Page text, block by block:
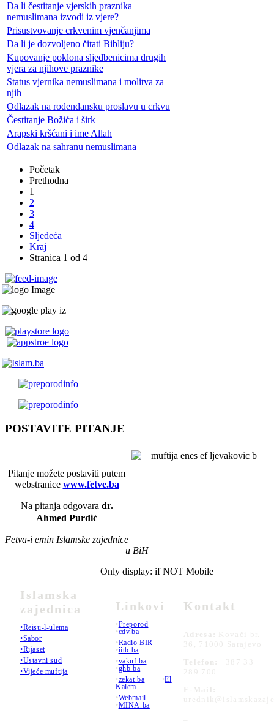
Da li čestitanje vjerskih praznika
nemuslimana izvodi iz vjere?
Prisustvovanje crkvenim vjenčanjima
Da li je dozvoljeno čitati Bibliju?
Kupovanje poklona sljedbenicima drugih
vjera za njihove praznike
Status vjernika nemuslimana i molitva za
njih
Odlazak na rođendansku proslavu u crkvu
Čestitanje Božića i širk
Arapski kršćani i ime Allah
Odlazak na sahranu nemuslimana
Početak
Prethodna
1
2
3
4
Sljedeća
Kraj
Stranica 1 od 4
POSTAVITE PITANJE
Pitanje možete postaviti putem
webstranice www.fetve.ba
Na pitanja odgovara dr.
Ahmed Purdić
Fetva-i emin Islamske zajednice
u BiH
Islamska
zajednica
•Reisu-l-ulema
•Sabor
•Rijaset
•Ustavni sud
•Vijeće muftija
Only display: if NOT Mobile
Linkovi
•Preporod
•cdv.ba
•Radio BIR
•iitb.ba
•vakuf.ba
•ghb.ba
•zekat.ba •El
Kalem
•Webmail
•MINA.ba
Kontakt
Adresa:
Kovači br.
36, 71000 Sarajevo
Telefon:
+387 33
289 700
E-Mail: